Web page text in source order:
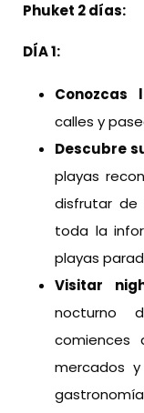
Phuket 2 días:
DÍA 1:
Conozcas
calles y
Descubre
playas
disfrutar de
toda la
playas
Visitar
nocturno
comiences
mercados